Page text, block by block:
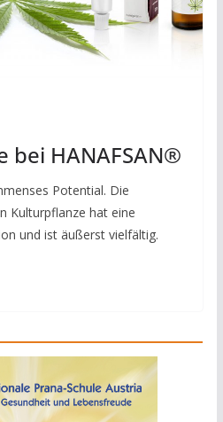
bei HANAFSAN®
Potential. Die
Kulturpflanze hat eine
und ist äußerst vielfältig.